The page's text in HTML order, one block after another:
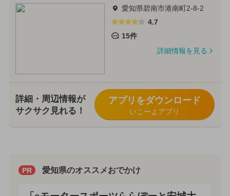
愛知県碧南市港南町2-8-2
4.7
15件
詳細情報を見る
詳細・周辺情報が
サクサク見れる！
アプリをダウンロード
いこーよアプリ
PR 愛知県のオススメおでかけ